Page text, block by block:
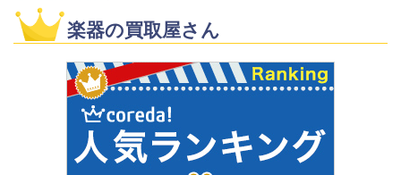
楽器の買取屋さん